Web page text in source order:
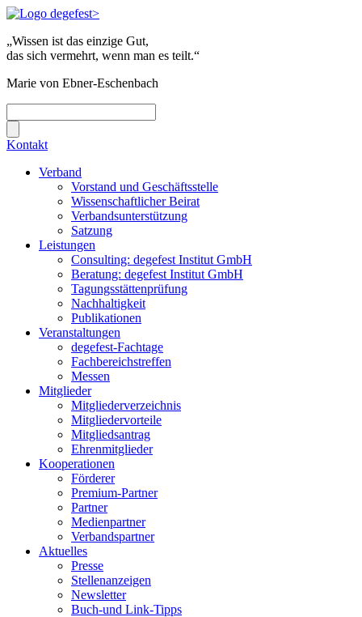
„Wissen ist das einzige Gut,
das sich vermehrt, wenn man es teilt.“
Marie von Ebner-Eschenbach
Kontakt
Verband
Vorstand und Geschäftsstelle
Wissenschaftlicher Beirat
Verbandsunterstützung
Satzung
Leistungen
Consulting: degefest Institut GmbH
Beratung: degefest Institut GmbH
Tagungsstättenprüfung
Nachhaltigkeit
Publikationen
Veranstaltungen
degefest-Fachtage
Fachbereichstreffen
Messen
Mitglieder
Mitgliederverzeichnis
Mitgliedervorteile
Mitgliedsantrag
Ehrenmitglieder
Kooperationen
Förderer
Premium-Partner
Partner
Medienpartner
Verbandspartner
Aktuelles
Presse
Stellenanzeigen
Newsletter
Buch-und Link-Tipps